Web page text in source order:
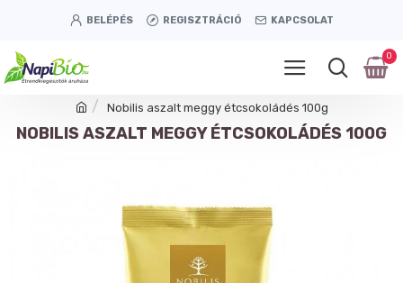
BELÉPÉS REGISZTRÁCIÓ KAPCSOLAT
0
Nobilis aszalt meggy étcsokoládés 100g
NOBILIS ASZALT MEGGY ÉTCSOKOLÁDÉS 100G